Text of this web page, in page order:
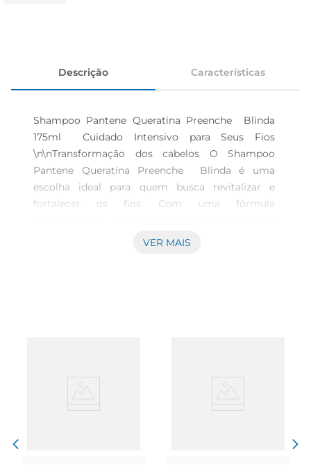
Descrição Características
Shampoo Pantene Queratina Preenche  Blinda
175ml  Cuidado Intensivo para Seus Fios
\n\nTransformação dos cabelos O Shampoo
Pantene Queratina Preenche  Blinda é uma
escolha ideal para quem busca revitalizar e
fortalecer os fios. Com uma fórmula
no preenchimento das falhas internas da fibra
danificados ou quimicamente tratados, o uso
VER MAIS